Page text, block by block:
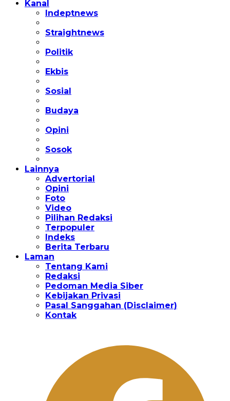
Kanal
Indeptnews
Straightnews
Politik
Ekbis
Sosial
Budaya
Opini
Sosok
Lainnya
Advertorial
Opini
Foto
Video
Pilihan Redaksi
Terpopuler
Indeks
Berita Terbaru
Laman
Tentang Kami
Redaksi
Pedoman Media Siber
Kebijakan Privasi
Pasal Sanggahan (Disclaimer)
Kontak